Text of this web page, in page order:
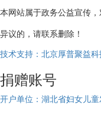
本网站属于政务公益宣传
异议的，请联系删除！
技术支持：北京厚普聚益
捐赠账号
开户单位：湖北省妇女儿